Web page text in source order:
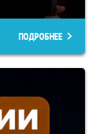
ПОДРОБНЕЕ